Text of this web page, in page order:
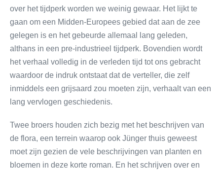
over het tijdperk worden we weinig gewaar. Het lijkt te
gaan om een Midden-Europees gebied dat aan de zee
gelegen is en het gebeurde allemaal lang geleden,
althans in een pre-industrieel tijdperk. Bovendien wordt
het verhaal volledig in de verleden tijd tot ons gebracht
waardoor de indruk ontstaat dat de verteller, die zelf
inmiddels een grijsaard zou moeten zijn, verhaalt van een
lang vervlogen geschiedenis.
Twee broers houden zich bezig met het beschrijven van
de flora, een terrein waarop ook Jünger thuis geweest
moet zijn gezien de vele beschrijvingen van planten en
bloemen in deze korte roman. En het schrijven over en